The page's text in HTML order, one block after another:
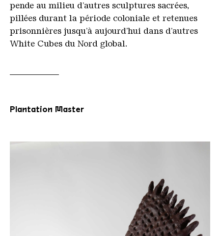
pende au milieu d’autres sculptures sacrées,
pillées durant la période coloniale et retenues
prisonnières jusqu’à aujourd’hui dans d’autres
White Cubes du Nord global.
Plantation Master